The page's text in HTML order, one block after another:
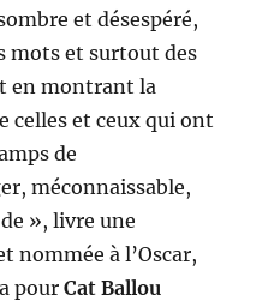
et désespéré,
mots et surtout des
en montrant la
celles et ceux qui ont
de
méconnaissable,
», livre une
nommée à l’Oscar,
pourCat Ballou